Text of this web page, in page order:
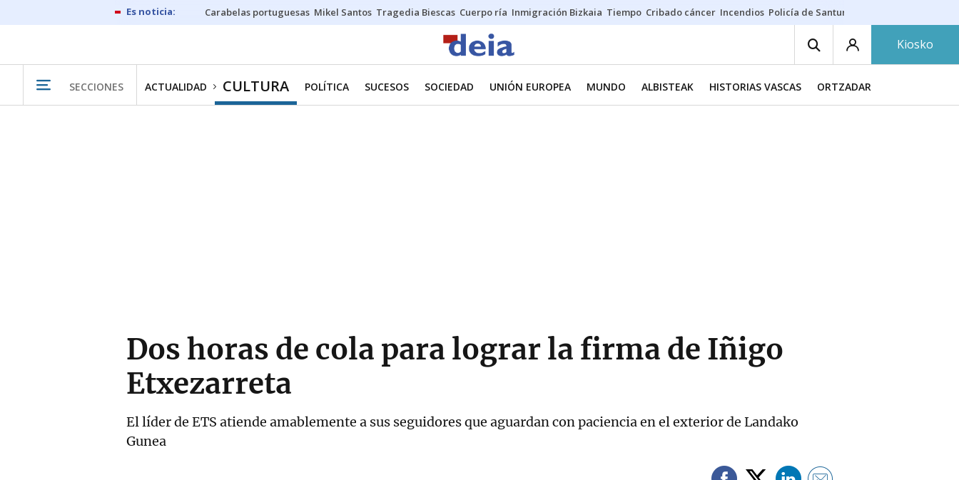
Carabelas portuguesas Mikel Santos Tragedia Biescas Cuerpo ría Inmigración Bizkaia Tiempo Cribado cáncer Incendios Policía de Santurtzi
Kiosko
SECCIONES ACTUALIDAD CULTURA POLÍTICA SUCESOS SOCIEDAD UNIÓN EUROPEA MUNDO ALBISTEAK HISTORIAS VASCAS ORTZADAR
Dos horas de cola para lograr la firma de Iñigo
Etxezarreta
El líder de ETS atiende amablemente a sus seguidores que aguardan con paciencia en el exterior de Landako
Gunea